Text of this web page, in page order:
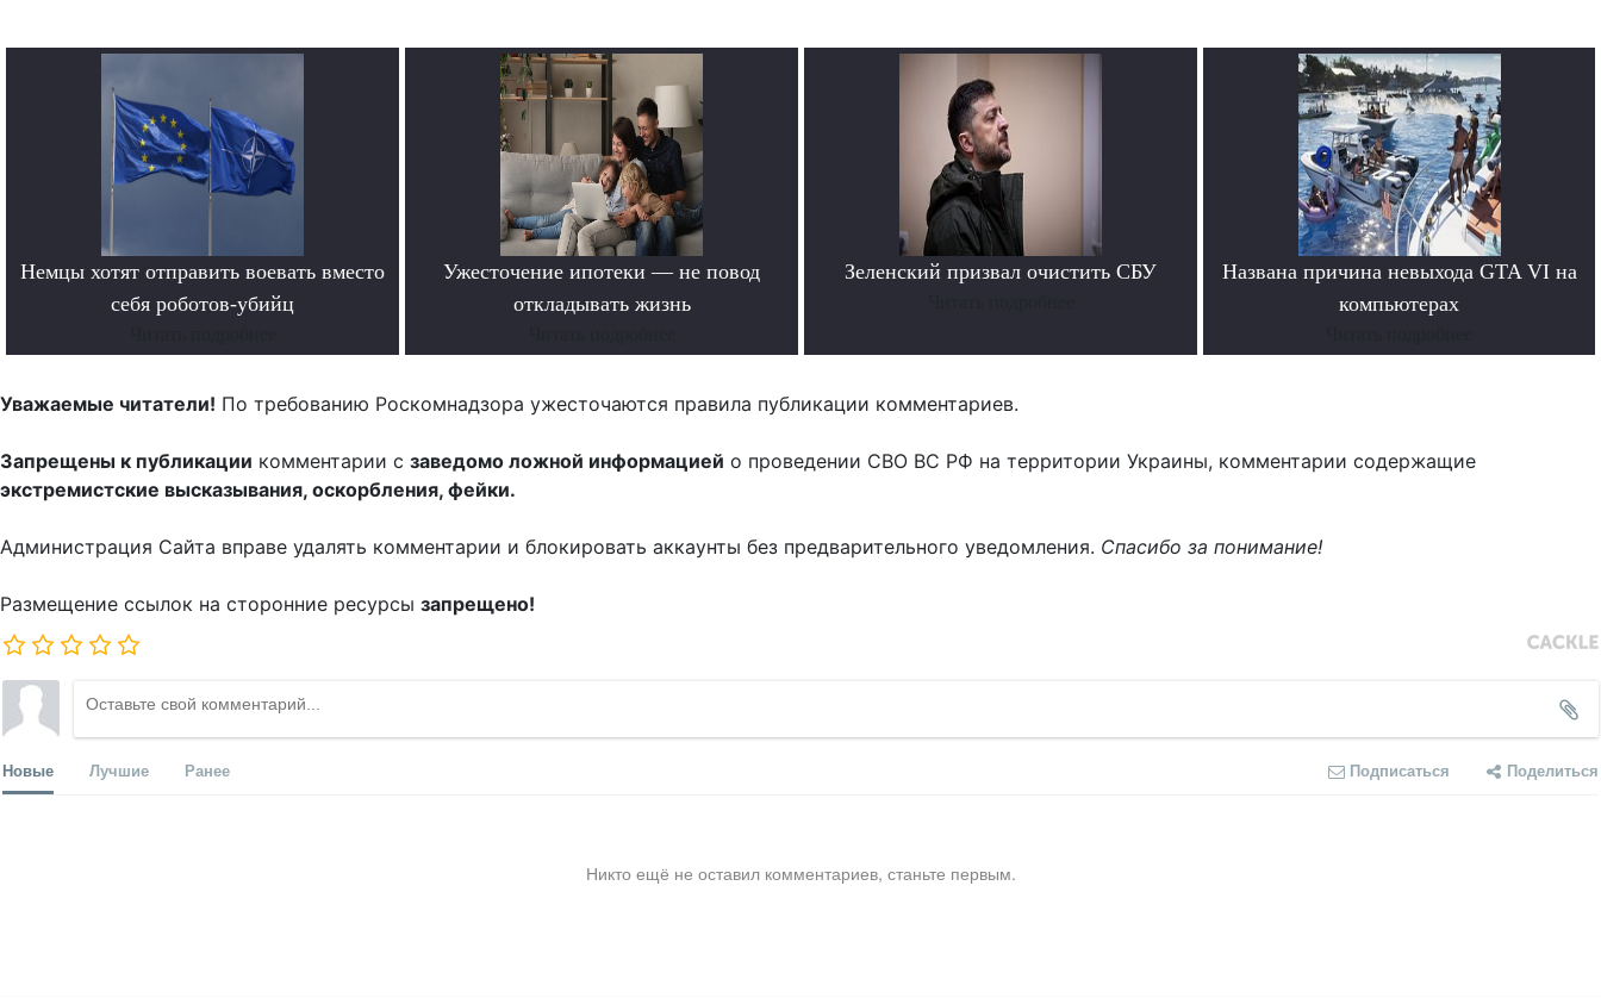
Немцы хотят отправить воевать вместо
себя роботов-убийц
Ужесточение ипотеки — не повод
откладывать жизнь
Зеленский призвал очистить СБУ
Названа причина невыхода GTA VI на
компьютерах
Уважаемые читатели! По требованию Роскомнадзора ужесточаются правила публикации комментариев.
Запрещены к публикации комментарии с заведомо ложной информацией о проведении СВО ВС РФ на территории Украины, комментарии содержащие
экстремистские высказывания, оскорбления, фейки.
Администрация Сайта вправе удалять комментарии и блокировать аккаунты без предварительного уведомления. Спасибо за понимание!
Размещение ссылок на сторонние ресурсы запрещено!
Новые Лучшие Ранее Подписаться Поделиться
Никто ещё не оставил комментариев, станьте первым.